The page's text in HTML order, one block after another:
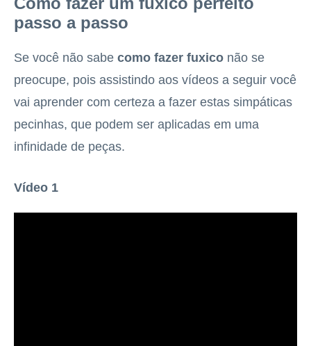
passo a passo
Se você não sabe como fazer fuxico não se
preocupe, pois assistindo aos vídeos a seguir você
vai aprender com certeza a fazer estas simpáticas
pecinhas, que podem ser aplicadas em uma
infinidade de peças.
Vídeo 1